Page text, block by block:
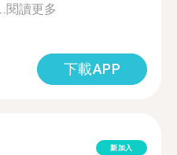
閱讀更多
下載APP
新加入